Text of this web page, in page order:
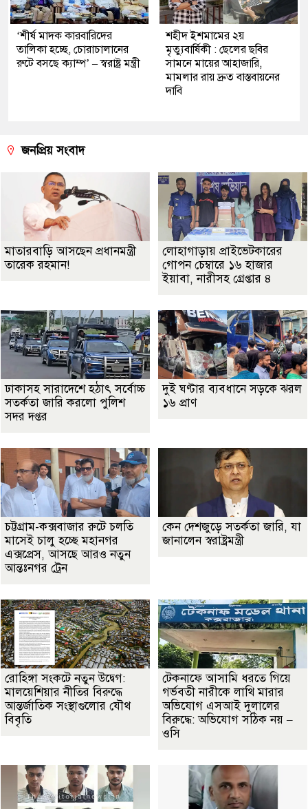
‘শীর্ষ মাদক কারবারিদের
তালিকা হচ্ছে, চোরাচালানের
রুটে বসছে ক্যাম্প’ – স্বরাষ্ট্র মন্ত্রী
শহীদ ইশমামের ২য়
মৃত্যুবার্ষিকী : ছেলের ছবির
সামনে মায়ের আহাজারি,
মামলার রায় দ্রুত বাস্তবায়নের
দাবি
জনপ্রিয় সংবাদ
মাতারবাড়ি আসছেন প্রধানমন্ত্রী
তারেক রহমান!
লোহাগাড়ায় প্রাইভেটকারের
গোপন চেম্বারে ১৬ হাজার
ইয়াবা, নারীসহ গ্রেপ্তার ৪
ঢাকাসহ সারাদেশে হঠাৎ সর্বোচ্চ
সতর্কতা জা‌রি করলো পুলিশ
সদর দপ্তর
দুই ঘণ্টার ব্যবধানে সড়কে ঝরল
১৬ প্রাণ
চট্টগ্রাম-কক্সবাজার রুটে চলতি
মাসেই চালু হচ্ছে মহানগর
এক্সপ্রেস, আসছে আরও নতুন
আন্তঃনগর ট্রেন
কেন দেশজুড়ে সতর্কতা জারি, যা
জানালেন স্বরাষ্ট্রমন্ত্রী
রোহিঙ্গা সংকটে নতুন উদ্বেগ:
মালয়েশিয়ার নীতির বিরুদ্ধে
আন্তর্জাতিক সংস্থাগুলোর যৌথ
বিবৃতি
টেকনাফে আসামি ধরতে গিয়ে
গর্ভবতী নারীকে লাথি মারার
অভিযোগ এসআই দুলালের
বিরুদ্ধে: অভিযোগ সঠিক নয় –
ওসি